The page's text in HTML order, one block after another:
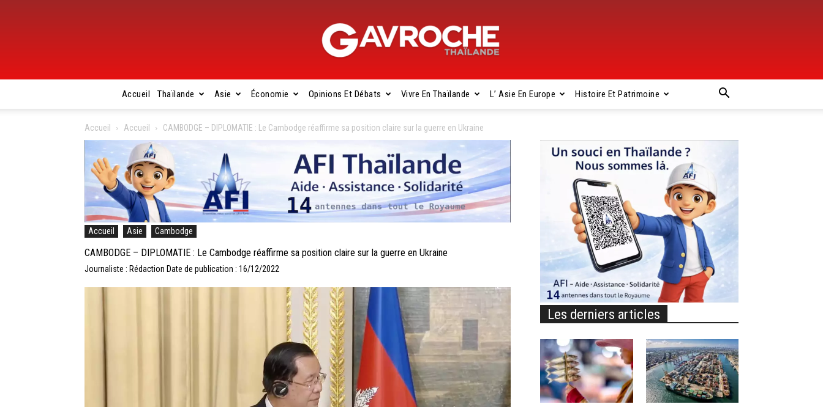
Gavroche
Thaïlande
Accueil Thaïlande Asie Économie Opinions Et Débats Vivre En Thaïlande L’ Asie En Europe Histoire Et Patrimoine
Accueil Accueil CAMBODGE – DIPLOMATIE : Le Cambodge réaffirme sa position claire sur la guerre en Ukraine
Accueil Asie Cambodge
CAMBODGE – DIPLOMATIE : Le Cambodge réaffirme sa position claire sur la guerre en Ukraine
Journaliste : Rédaction Date de publication : 16/12/2022
Les derniers articles